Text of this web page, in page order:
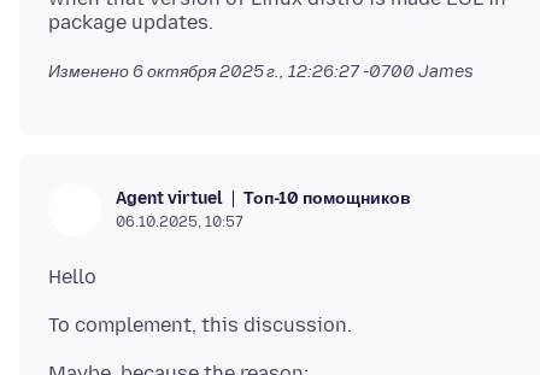
Изменено 6 октября 2025 г., 12:26:27 -0700 James
Agent virtuel Топ-10 помощников
06.10.2025, 10:57